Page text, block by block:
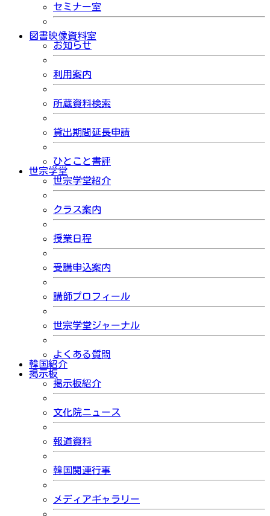
セミナー室
図書映像資料室
お知らせ
利用案内
所蔵資料検索
貸出期間延長申請
ひとこと書評
世宗学堂
世宗学堂紹介
クラス案内
授業日程
受講申込案内
講師プロフィール
世宗学堂ジャーナル
よくある質問
韓国紹介
掲示板
掲示板紹介
文化院ニュース
報道資料
韓国関連行事
メディアギャラリー